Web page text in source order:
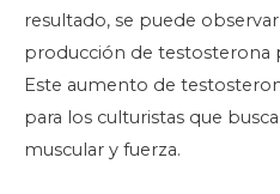
resultado, se puede
producción de testosterona
Este aumento de
para los culturistas que
muscular y fuerza.